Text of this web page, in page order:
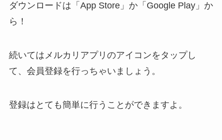
ダウンロードは「App Store」か「Google Play」か
ら！
続いてはメルカリアプリのアイコンをタップし
て、会員登録を行っちゃいましょう。
登録はとても簡単に行うことができますよ。